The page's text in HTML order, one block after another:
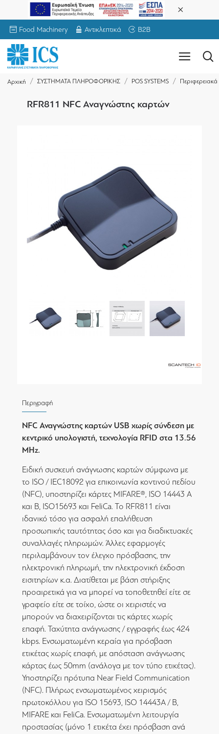
Food Machinery Αντικλεπτικά B2B
Αρχική ΣΥΣΤΗΜΑΤΑ ΠΛΗΡΟΦΟΡΙΚΗΣ POS SYSTEMS Περιφερειακά
RFR811 NFC Αναγνώστης καρτών
Περιγραφή
NFC Αναγνώστης καρτών USB χωρίς σύνδεση με
κεντρικό υπολογιστή, τεχνολογία RFID στα 13.56
MHz.
Ειδική συσκευή ανάγνωσης καρτών σύμφωνα με
το ISO / IEC18092 για επικοινωνία κοντινού πεδίου
(NFC), υποστηρίζει κάρτες MIFARE®, ISO 14443 A
και B, ISO15693 και FeliCa. Το RFR811 είναι
ιδανικό τόσο για ασφαλή επαλήθευση
προσωπικής ταυτότητας όσο και για διαδικτυακές
συναλλαγές πληρωμών. Άλλες εφαρμογές
περιλαμβάνουν τον έλεγχο πρόσβασης, την
ηλεκτρονική πληρωμή, την ηλεκτρονική έκδοση
εισιτηρίων κ.α. Διατίθεται με βάση στήριξης
προαιρετικά για να μπορεί να τοποθετηθεί είτε σε
γραφείο είτε σε τοίχο, ώστε οι χειριστές να
μπορούν να διαχειρίζονται τις κάρτες χωρίς
επαφή. Ταχύτητα ανάγνωσης / εγγραφής έως 424
kbps. Ενσωματωμένη κεραία για πρόσβαση
ετικέτας χωρίς επαφή, με απόσταση ανάγνωσης
κάρτας έως 50mm (ανάλογα με τον τύπο ετικέτας).
Υποστηρίζει πρότυπα Near Field Communication
(NFC). Πλήρως ενσωματωμένος χειρισμός
πρωτοκόλλου για ISO 15693, ISO 14443A / B,
MIFARE και FeliCa. Ενσωματωμένη λειτουργία
προστασίας (μόνο 1 ετικέτα έχει πρόσβαση ανά